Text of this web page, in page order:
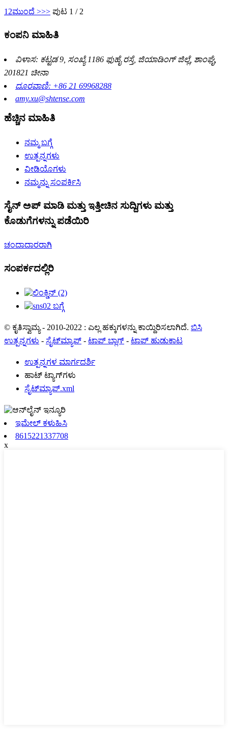
1 2ಮುಂದೆ >>> ಪುಟ 1 / 2
ಕಂಪನಿ ಮಾಹಿತಿ
ವಿಳಾಸ: ಕಟ್ಟಡ 9, ಸಂಖ್ಯೆ 1186 ಫುಹೈ ರಸ್ತೆ, ಜಿಯಾಡಿಂಗ್ ಜಿಲ್ಲೆ, ಶಾಂಘೈ,
201821 ಚೀನಾ
ದೂರವಾಣಿ: +86 21 69968288
amy.xu@shtense.com
ಹೆಚ್ಚಿನ ಮಾಹಿತಿ
ನಮ್ಮ ಬಗ್ಗೆ
ಉತ್ಪನ್ನಗಳು
ವೀಡಿಯೊಗಳು
ನಮ್ಮನ್ನು ಸಂಪರ್ಕಿಸಿ
ಸೈನ್ ಅಪ್ ಮಾಡಿ ಮತ್ತು ಇತ್ತೀಚಿನ ಸುದ್ದಿಗಳು ಮತ್ತು
ಕೊಡುಗೆಗಳನ್ನು ಪಡೆಯಿರಿ
ಚಂದಾದಾರರಾಗಿ
ಸಂಪರ್ಕದಲ್ಲಿರಿ
© ಕೃತಿಸ್ವಾಮ್ಯ - 2010-2022 : ಎಲ್ಲ ಹಕ್ಕುಗಳನ್ನು ಕಾಯ್ದಿರಿಸಲಾಗಿದೆ. ಬಿಸಿ
ಉತ್ಪನ್ನಗಳು - ಸೈಟ್‌ಮ್ಯಾಪ್ - ಟಾಪ್ ಬ್ಲಾಗ್ - ಟಾಪ್ ಹುಡುಕಾಟ
ಉತ್ಪನ್ನಗಳ ಮಾರ್ಗದರ್ಶಿ
ಹಾಟ್ ಟ್ಯಾಗ್‌ಗಳು
ಸೈಟ್‌ಮ್ಯಾಪ್.xml
ಇಮೇಲ್ ಕಳುಹಿಸಿ
8615221337708
x